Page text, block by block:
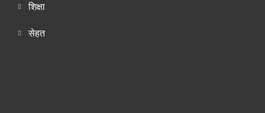
शिक्षा
सेहत